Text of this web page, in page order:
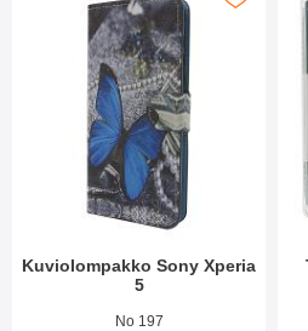
Kuviolompakko Sony Xperia
5
Tuote.nro 33931
No 197